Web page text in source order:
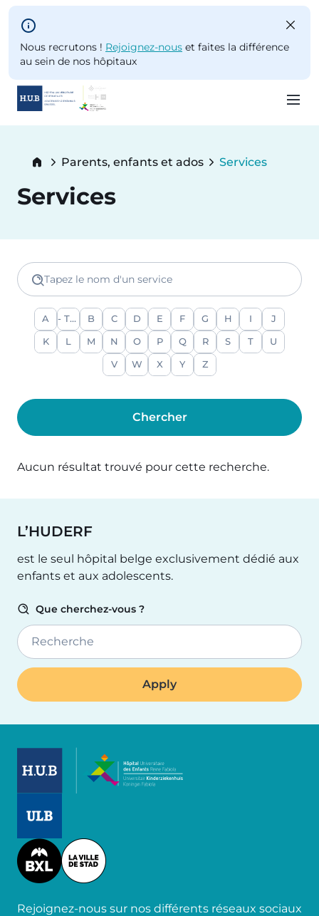
Skip to main content
Nous recrutons ! Rejoignez-nous et faites la différence
au sein de nos hôpitaux
content
Breadcrumb
Parents, enfants et ados Services
Services
Tapez le nom d'un service
A - Tout -B C D E F G H J
K M N O P Q R S T U
V W X Y Z
Aucun résultat trouvé pour cette recherche.
L’HUDERF
est le seul hôpital belge exclusivement dédié aux
enfants et aux adolescents.
Que cherchez-vous ?
Recherche
Image
Rejoignez-nous sur nos différents réseaux sociaux